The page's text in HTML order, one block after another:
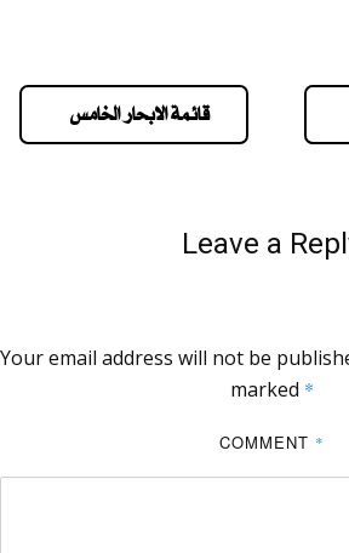
قائمة الابحار الخامس
Leave a
Your email address will not be
marked *
COMMENT *